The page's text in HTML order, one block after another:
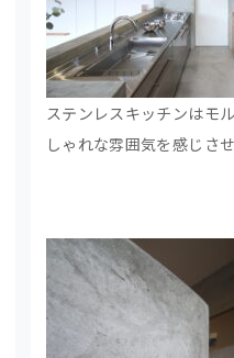
ステンレスキッチンはモ
しゃれな雰囲気を感じさせ